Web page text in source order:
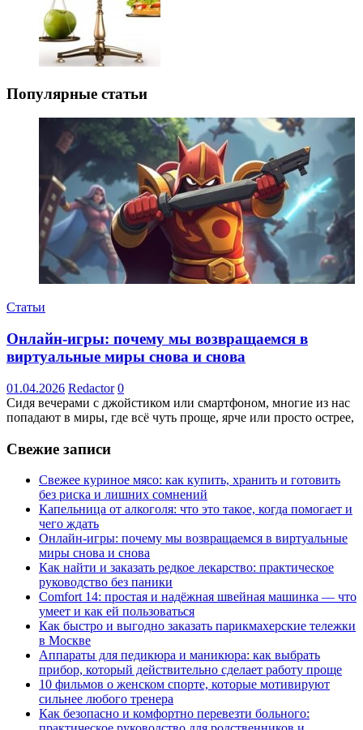
Популярные статьи
Статьи
Онлайн-игры: почему мы возвращаемся в
виртуальные миры снова и снова
01.04.2026 Redactor 0
Сидя вечерами с джойстиком или смартфоном, многие из нас
попадают в миры, где всё чуть проще, ярче или просто острее,
Свежие записи
Свежее куриное мясо: как купить, хранить и готовить
без риска и лишних сомнений
Капельница от алкоголя: что это такое, когда помогает и
чего ждать
Онлайн-игры: почему мы возвращаемся в виртуальные
миры снова и снова
Как найти и заказать редкое лекарство: практическое
руководство без паники
Comfort 14: простая и надёжная швейная машинка — что
умеет и как ей пользоваться
Как быстро и выгодно заказать парикмахерские тележки
в Москве
Аппараты для педикюра и маникюра: как выбрать
прибор, который действительно сделает работу проще
10 фильмов о женском спорте, которые мотивируют
сильнее любого тренера
Как безопасно и комфортно перевезти больного: